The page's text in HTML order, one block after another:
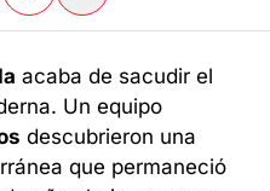
acaba de sacudir el
Un equipo
descubrieron una
que permaneció